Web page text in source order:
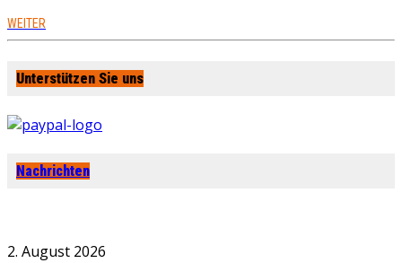
WEITER
Unterstützen Sie uns
Nachrichten
2. August 2026